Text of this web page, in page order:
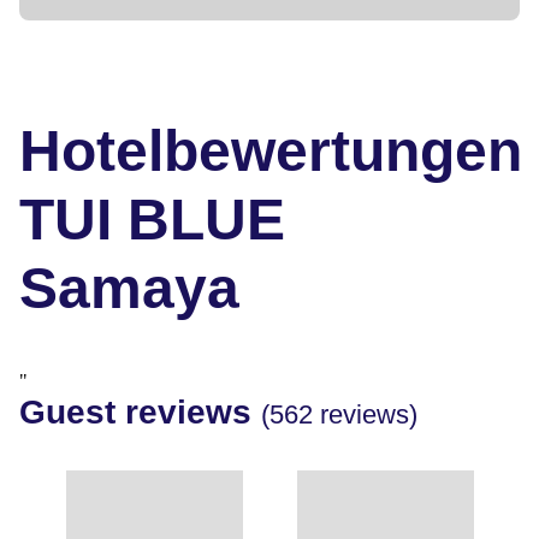
Hotelbewertungen
TUI BLUE
Samaya
"
Guest reviews (562 reviews)